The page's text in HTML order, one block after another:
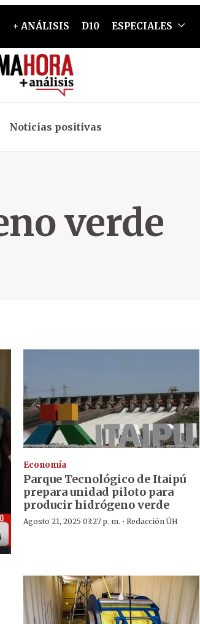
+ ANÁLISIS D10 ESPECIALES
Noticias positivas
verde
Economía
Parque Tecnológico de Itaipú
prepara unidad piloto para
producir hidrógeno verde
Agosto 21, 2025 03:27 p. m. · Redacción ÚH